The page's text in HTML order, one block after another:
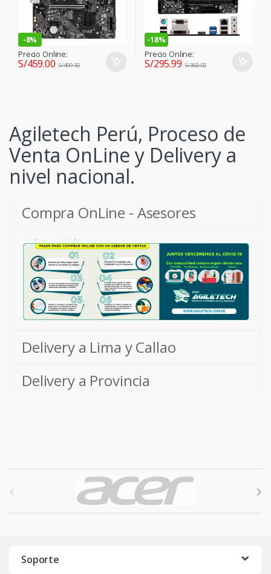
-8%
Precio Online:
S/459.00 S/499.50
-18%
Precio Online:
S/295.99 S/360.00
Agiletech Perú, Proceso de
Venta OnLine y Delivery a
nivel nacional.
Compra OnLine - Asesores
Delivery a Lima y Callao
Delivery a Provincia
Soporte